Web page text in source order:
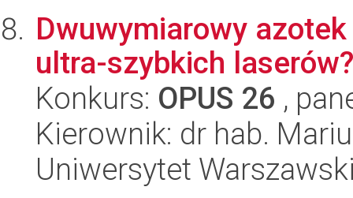
Dwuwymiarowy
ultra-szybkich laserów?
Konkurs: OPUS 26 ,
Kierownik: dr hab.
Uniwersytet